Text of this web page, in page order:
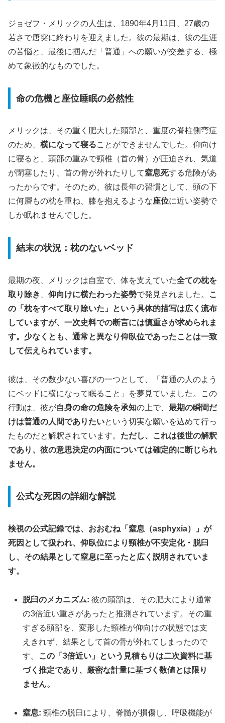
ジョゼフ・メリックの人生は、1890年4月11日、27歳の
若さで唐突に終わりを迎えました。彼の最期は、彼の生涯
の苦悩と、最後に掴んだ「普通」への願いが交差する、極
めて象徴的なものでした。
命の危機と座位睡眠の必然性
メリックは、その重く肥大した頭部と、重度の脊柱側弯症
のため、 横になって寝ることができませんでした。仰向け
に寝ると、頭部の重みで頸椎（首の骨）が圧迫され、気道
が閉塞したり、首の骨が外れたりして窒息死する危険があ
ったからです。そのため、彼は長年の習慣として、頭の下
に何層もの枕を重ね、膝を抱えるような座位に近い姿勢で
しか眠れませんでした。
結末の状況：枕のないベッド
最期の夜、メリックは自室で、体を支えていた全ての枕を
取り除き
仰向けに横たわった姿勢で発見されました。
こ
の「枕をすべて取り除いた」という具体的描写は広く流布
していますが、一次史料での断言には慎重さが求められま
す。少なくとも、通常と異なり仰臥位であったことは一致
して伝えられています。
彼は、その数少ない喜びの一つとして、「普通の人のよう
にベッドに横になって眠ること」を夢見ていました。この
行動は、彼が自身の命の危険を承知の上で、 最期の瞬間だ
けは普通の人間でありたいという切実な願いを込めて行っ
たものだと解釈されています。 ただし、これは後世の解釈
であり、彼の意思決定の内面については確定的に断じられ
ません。
公式な死因の詳細な解説
検視の公式記録では、おおむね「窒息（asphyxia）」が
死因として扱われ、仰臥位により頸椎が不安定化・脱臼
し、その結果として窒息に至ったと広く説明されていま
す。
脱臼のメカニズム: 彼の頭部は、その肥大により通常
の3倍近い重さがあったと推測されています。その重
すぎる頭部を、変形した頸椎が仰向けの状態では支
えきれず、結果として首の骨が外れてしまったので
す。
この「3倍近い」という見積もりは二次資料に基
づく推定であり、厳密な計量に基づく数値とは限り
ません。
窒息: 頸椎の脱臼により、脊髄が損傷し、呼吸機能が